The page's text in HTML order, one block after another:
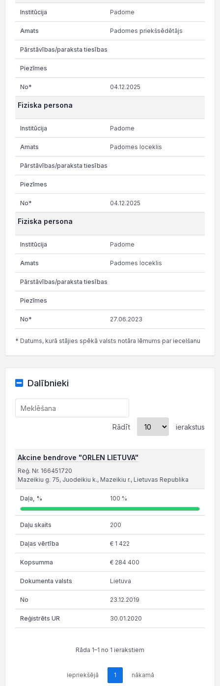
Padome
Padomes priekšsēdētājs
04.12.2025
Fiziska persona
Padome
Padomes loceklis
04.12.2025
Fiziska persona
Padome
Padomes loceklis
27.06.2023
* Datums, kurā stājies spēkā valsts notāra lēmums par iecelšanu
Dalībnieki
Rādīt ierakstus
Akcine bendrove "ORLEN LIETUVA"
Reģ. Nr. 166451720
Mazeikiu g. 75, Juodeikiu k., Mazeikiu r., Lietuvas Republika
100 %
200
€ 1 422
€ 284 400
Lietuva
23.12.2019
30.01.2020
Rāda 1–1 no 1 ierakstiem
iepriekšējā 1 nākamā